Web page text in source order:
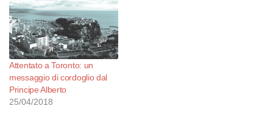
Attentato a Toronto: un
messaggio di cordoglio dal
Principe Alberto
25/04/2018